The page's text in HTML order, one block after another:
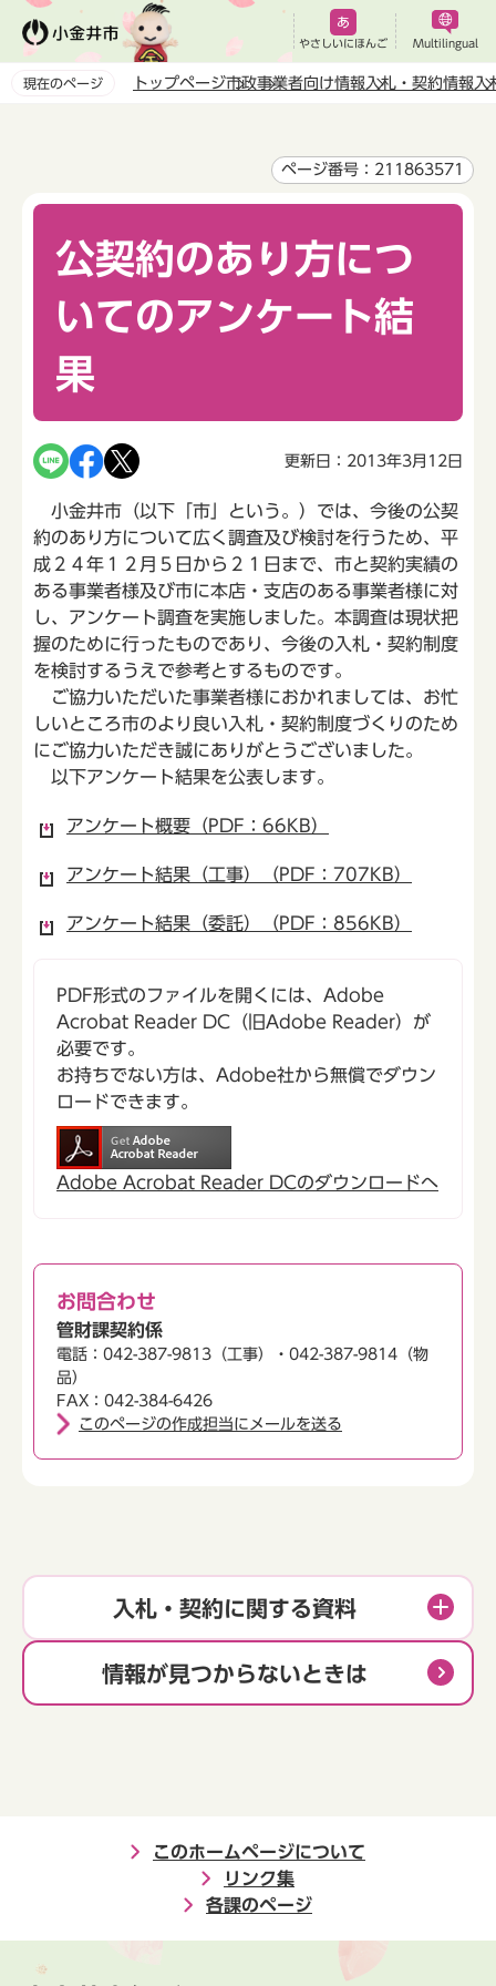
ペ
やさしいにほんご Multilingual
現在のページ トップページ市政事業者向け情報 入札・契約情報 入
ページ番号：211863571
公契約のあり方につ
いてのアンケート結
果
更新日：2013年3月12日
小金井市（以下「市」という。）では、今後の公契
約のあり方について広く調査及び検討を行うため、平
成２４年１２月５日から２１日まで、市と契約実績の
ある事業者様及び市に本店・支店のある事業者様に対
し、アンケート調査を実施しました。本調査は現状把
握のために行ったものであり、今後の入札・契約制度
を検討するうえで参考とするものです。
ご協力いただいた事業者様におかれましては、お忙
しいところ市のより良い入札・契約制度づくりのため
にご協力いただき誠にありがとうございました。
以下アンケート結果を公表します。
アンケート概要（PDF：66KB）
アンケート結果（工事）（PDF：707KB）
アンケート結果（委託）（PDF：856KB）
PDF形式のファイルを開くには、Adobe
Acrobat Reader DC（旧Adobe Reader）が
必要です。
お持ちでない方は、Adobe社から無償でダウン
ロードできます。
Adobe Acrobat Reader DCのダウンロードへ
お問合わせ
管財課契約係
電話：042-387-9813（工事）・042-387-9814（物
品）
FAX：042-384-6426
このページの作成担当にメールを送る
入札・契約に関する資料
情報が見つからないときは
このホームページについて
リンク集
各課のページ